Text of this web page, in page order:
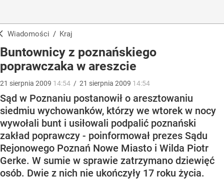
Wiadomości / Kraj
Buntownicy z poznańskiego
poprawczaka w areszcie
21 sierpnia 2009 14:54 / 21 sierpnia 2009 14:54
Sąd w Poznaniu postanowił o aresztowaniu
siedmiu wychowanków, którzy we wtorek w nocy
wywołali bunt i usiłowali podpalić poznański
zakład poprawczy - poinformował prezes Sądu
Rejonowego Poznań Nowe Miasto i Wilda Piotr
Gerke. W sumie w sprawie zatrzymano dziewięć
osób. Dwie z nich nie ukończyły 17 roku życia.